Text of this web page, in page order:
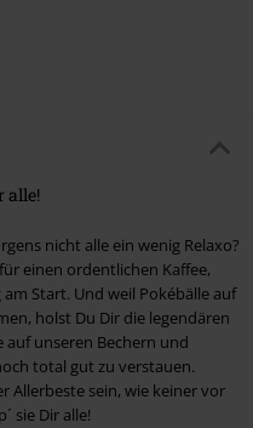
alle!
nicht alle ein wenig Relaxo?
einen ordentlichen Kaffee,
Start. Und weil Pokébälle auf
holst Du Dir die legendären
unseren Bechern und
total gut zu verstauen.
Allerbeste sein, wie keiner vor
sie Dir alle!